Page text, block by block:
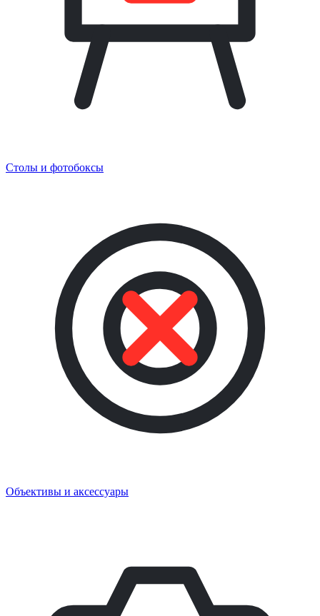
Столы и фотобоксы
Объективы и аксессуары